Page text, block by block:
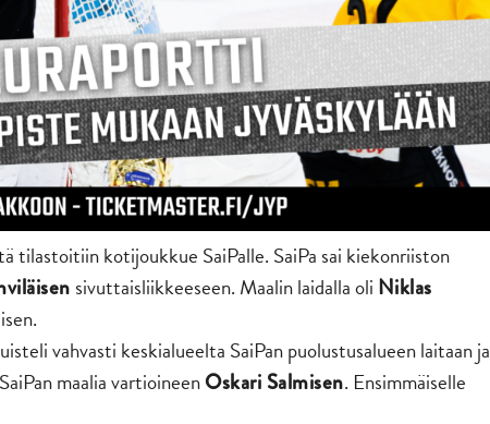
tilastoitiin kotijoukkue SaiPalle. SaiPa sai kiekonriiston
sivuttaisliikkeeseen. Maalin laidalla oli Niklas
vahvasti keskialueelta SaiPan puolustusalueen laitaan ja
maalia vartioineenOskari Salmisen. Ensimmäiselle